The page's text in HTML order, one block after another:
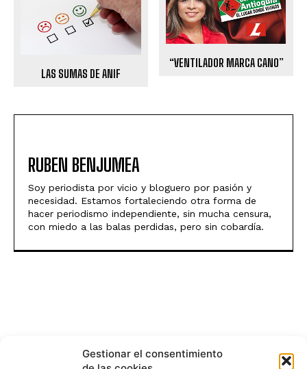
Gestionar el consentimiento
LAS SUMAS DE ANIF
“VENTILADOR MARCA CANO”
RUBEN BENJUMEA
Soy periodista por vicio y bloguero por pasión y
necesidad. Estamos fortaleciendo otra forma de
hacer periodismo independiente, sin mucha censura,
con miedo a las balas perdidas, pero sin cobardía.